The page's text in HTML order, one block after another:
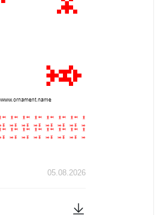
05.08.2026